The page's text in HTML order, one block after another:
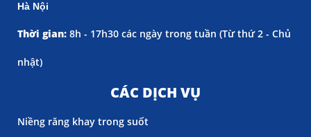
Hà Nội
Thời gian: 8h - 17h30 các ngày trong tuần (Từ thứ 2 - Chủ
nhật)
CÁC DỊCH VỤ
Niềng răng khay trong suốt